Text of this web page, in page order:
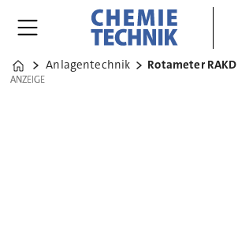
Home
Anlagentechnik Rotameter RAKD
ANZEIGE
ANZEIGE